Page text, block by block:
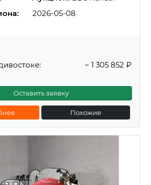
2026-05-08
~ 1 305 852 ₽
Оставить заявку
Похожие